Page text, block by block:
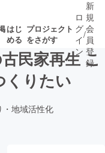
はじ
める
プロジェクト
をさがす
了が近いプ
クト
されます
ロ
グ
イ
ン
/
新
規
会
員
登
録
民家再生 こ
くりたい
・地域活性化